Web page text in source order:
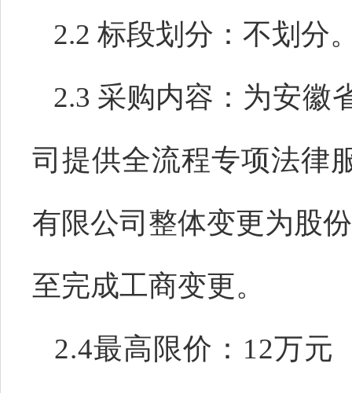
2.2 标段划分：不划分
2.3 采购内容： 为安徽
司提供全流程专项法律
有限公司整体变更为股
至完成工商变更。
2.4最高限价：12万元